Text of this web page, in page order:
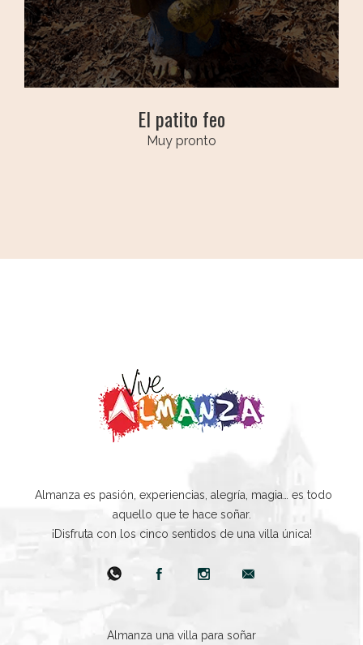
El patito feo
Muy pronto
Almanza es pasión, experiencias, alegría, magia… es todo
aquello que te hace soñar.
¡Disfruta con los cinco sentidos de una villa única!
Almanza una villa para soñar